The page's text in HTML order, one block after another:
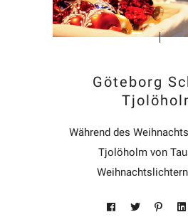
Göteborg
Während des
Tjolöholm von